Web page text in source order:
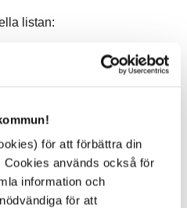
för att förbättra din
används också för
information och
för att
listan:
för Gotland och Öland)